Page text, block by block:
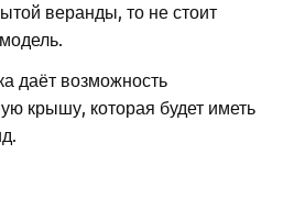
веранды, то не стоит
даёт возможность
крышу, которая будет иметь